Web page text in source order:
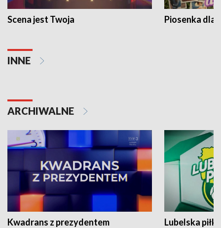
Scena jest Twoja Piosenka dla
INNE
ARCHIWALNE
Kwadrans z prezydentem Lubelska piłka